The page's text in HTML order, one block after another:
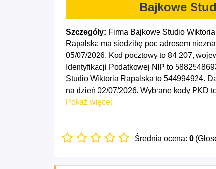
Bajkowe
Szczegóły: Firma Bajkowe Studio
Rapalska ma siedzibę pod adresem
05/07/2026. Kod pocztowy to 84-207,
Identyfikacji Podatkowej NIP to
Studio Wiktoria Rapalska to 544994924.
na dzień 02/07/2026. Wybrane kody PKD
detaliczna prowadzona przez domy
edukacji, gdzie indziej niesklasyfikowane.
Pokaż więcej
Średnia ocena: 0